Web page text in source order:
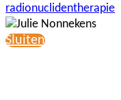
radionuclidentherapie
Sluiten